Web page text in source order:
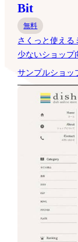
Bit
無料
さくっと使える
少ないショップ
サンプルショッ